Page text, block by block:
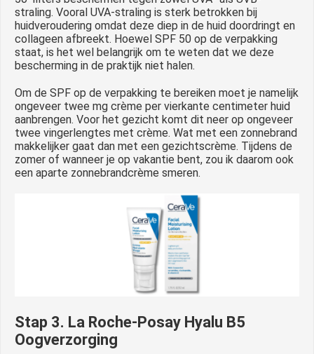
straling. Vooral UVA-straling is sterk betrokken bij
huidveroudering omdat deze diep in de huid doordringt en
collageen afbreekt. Hoewel SPF 50 op de verpakking
staat, is het wel belangrijk om te weten dat we deze
bescherming in de praktijk niet halen.
Om de SPF op de verpakking te bereiken moet je namelijk
ongeveer twee mg crème per vierkante centimeter huid
aanbrengen. Voor het gezicht komt dit neer op ongeveer
twee vingerlengtes met crème. Wat met een zonnebrand
makkelijker gaat dan met een gezichtscrème. Tijdens de
zomer of wanneer je op vakantie bent, zou ik daarom ook
een aparte zonnebrandcrème smeren.
Stap 3. La Roche-Posay Hyalu B5
Oogverzorging